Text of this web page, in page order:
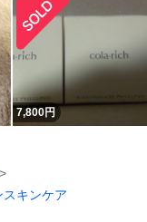
7,800円
キンケア